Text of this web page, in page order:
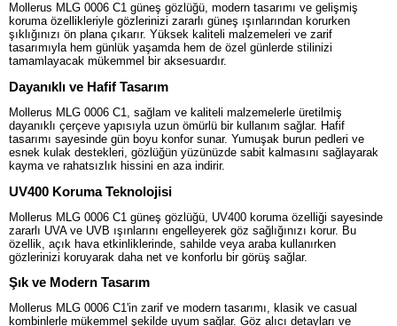
Mollerus MLG 0006 C1 güneş gözlüğü, modern tasarımı ve gelişmiş
koruma özellikleriyle gözlerinizi zararlı güneş ışınlarından korurken
şıklığınızı ön plana çıkarır. Yüksek kaliteli malzemeleri ve zarif
tasarımıyla hem günlük yaşamda hem de özel günlerde stilinizi
tamamlayacak mükemmel bir aksesuardır.
Dayanıklı ve Hafif Tasarım
Mollerus MLG 0006 C1, sağlam ve kaliteli malzemelerle üretilmiş
dayanıklı çerçeve yapısıyla uzun ömürlü bir kullanım sağlar. Hafif
tasarımı sayesinde gün boyu konfor sunar. Yumuşak burun pedleri ve
esnek kulak destekleri, gözlüğün yüzünüzde sabit kalmasını sağlayarak
kayma ve rahatsızlık hissini en aza indirir.
UV400 Koruma Teknolojisi
Mollerus MLG 0006 C1 güneş gözlüğü, UV400 koruma özelliği sayesinde
zararlı UVA ve UVB ışınlarını engelleyerek göz sağlığınızı korur. Bu
özellik, açık hava etkinliklerinde, sahilde veya araba kullanırken
gözlerinizi koruyarak daha net ve konforlu bir görüş sağlar.
Şık ve Modern Tasarım
Mollerus MLG 0006 C1'in zarif ve modern tasarımı, klasik ve casual
kombinlerle mükemmel şekilde uyum sağlar. Göz alıcı detayları ve